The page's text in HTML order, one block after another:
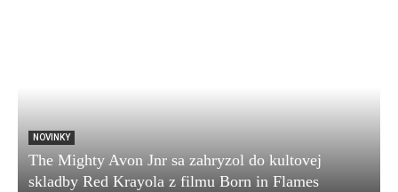
NOVINKY
The Mighty Avon Jnr sa zahryzol do kultovej
skladby Red Krayola z filmu Born in Flames